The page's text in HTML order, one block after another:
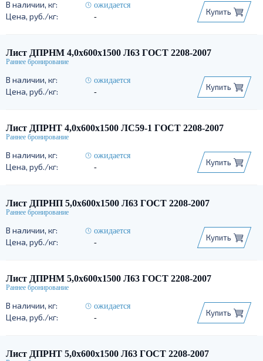
ожидается
-
Купить
Лист ДПРНМ 4,0х600х1500 Л63 ГОСТ 2208-2007
ожидается
-
Купить
Лист ДПРНТ 4,0х600х1500 ЛС59-1 ГОСТ 2208-2007
ожидается
-
Купить
Лист ДПРНП 5,0х600х1500 Л63 ГОСТ 2208-2007
ожидается
-
Купить
Лист ДПРНМ 5,0х600х1500 Л63 ГОСТ 2208-2007
ожидается
-
Купить
Лист ДПРНТ 5,0х600х1500 Л63 ГОСТ 2208-2007